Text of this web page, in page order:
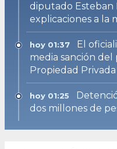
diputado Esteban
explicaciones a la
hoy 01:37
El
media sanción
Propiedad Privada
hoy 01:25
dos millones de